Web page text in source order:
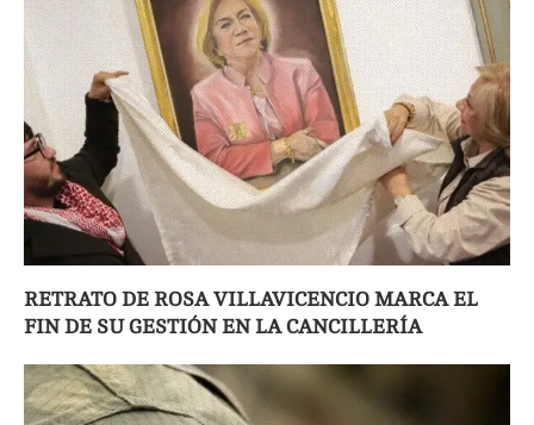
RETRATO DE ROSA VILLAVICENCIO MARCA EL
FIN DE SU GESTIÓN EN LA CANCILLERÍA